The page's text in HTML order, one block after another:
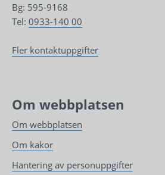
Bg: 595-9168
Tel: 0933-140 00
Fler kontaktuppgifter
Om webbplatsen
Om webbplatsen
Om kakor
Hantering av personuppgifter